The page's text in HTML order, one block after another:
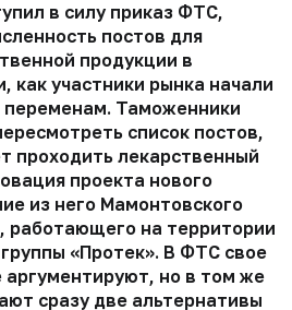
в силу приказ ФТС,
постов для
продукции в
как участники рынка начали
переменам. Таможенники
список постов,
проходить лекарственный
проекта нового
из него Мамонтовского
работающего на территории
«Протек». В ФТС свое
аргументируют, но в том же
сразу две альтернативы